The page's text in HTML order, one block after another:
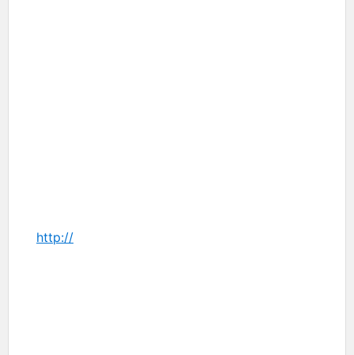
http://